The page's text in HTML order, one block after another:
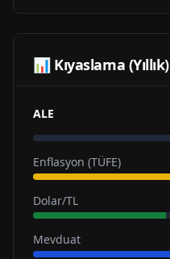
📊 Kıyaslama (Yıllık)
ALE
Enflasyon (TÜFE)
Dolar/TL
Mevduat